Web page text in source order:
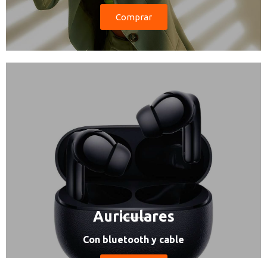
Comprar
Auriculares
Con bluetooth y cable